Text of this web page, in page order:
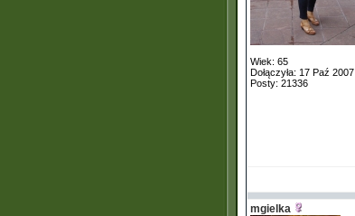
Wiek: 65
Dołączyła: 17 Paź 2007
Posty: 21336
mgielka